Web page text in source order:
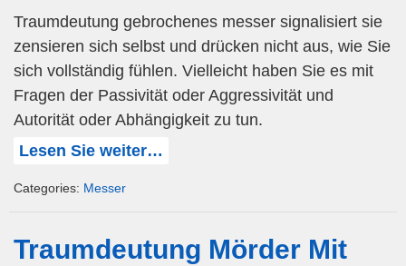
Traumdeutung gebrochenes messer signalisiert sie
zensieren sich selbst und drücken nicht aus, wie Sie
sich vollständig fühlen. Vielleicht haben Sie es mit
Fragen der Passivität oder Aggressivität und
Autorität oder Abhängigkeit zu tun.
Lesen Sie weiter…
Categories: Messer
Traumdeutung Mörder Mit